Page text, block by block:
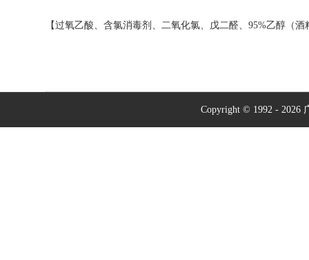
【过氧乙酸、含氯消毒剂、二氧化氯、戊二醛、95%乙醇（
Copyright © 1992 -